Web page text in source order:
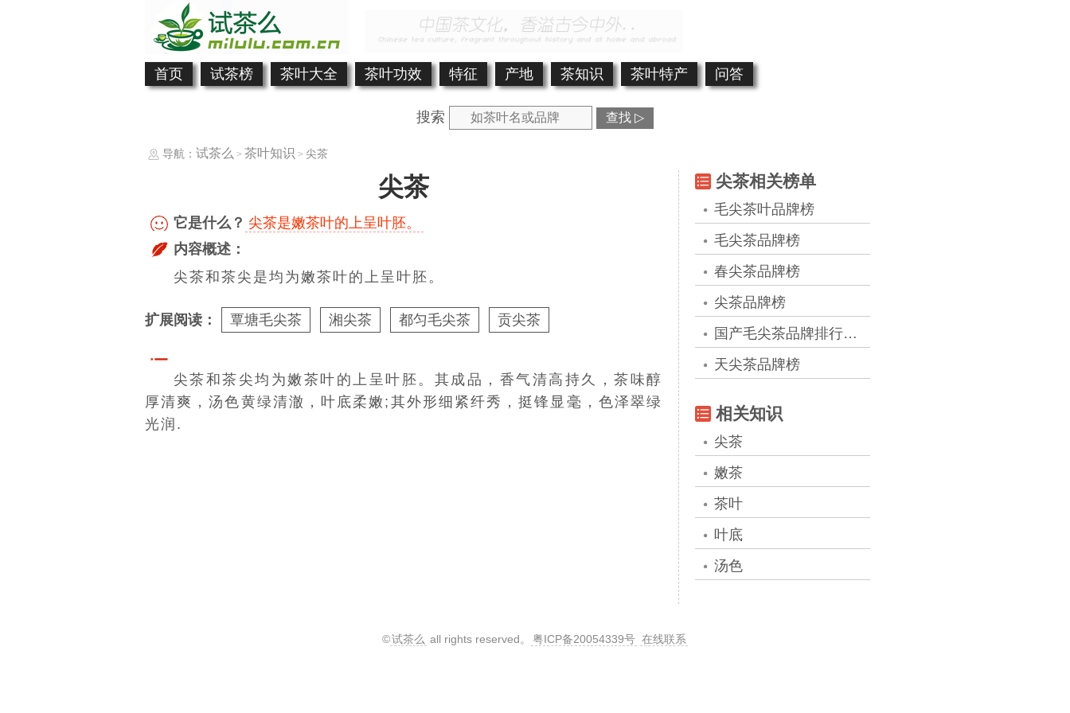
首页 试茶榜 茶叶大全 茶叶功效 特征 产地 茶知识 茶叶特产 问答
搜索 查找 ▷
导航： 试茶么 > 茶叶知识 > 尖茶
尖茶
它是什么？ 尖茶是嫩茶叶的上呈叶胚。
内容概述：
尖茶和茶尖是均为嫩茶叶的上呈叶胚。
扩展阅读： 覃塘毛尖茶 湘尖茶 都匀毛尖茶 贡尖茶
尖茶和茶尖均为嫩茶叶的上呈叶胚。其成品，香气清高持久，茶味醇
厚清爽，汤色黄绿清澈，叶底柔嫩;其外形细紧纤秀，挺锋显毫，色泽翠绿
光润.
尖茶相关榜单
毛尖茶叶品牌榜
毛尖茶品牌榜
春尖茶品牌榜
尖茶品牌榜
国产毛尖茶品牌排行榜品牌榜
天尖茶品牌榜
相关知识
尖茶
嫩茶
茶叶
叶底
汤色
©试茶么 all rights reserved。 粤ICP备20054339号 在线联系